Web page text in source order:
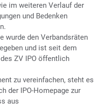
im weiteren Verlauf der
und Bedenken
wurde den Verbandsräten
und ist seit dem
ZV IPO öffentlich
zu vereinfachen, steht es
der IPO-Homepage zur
aus